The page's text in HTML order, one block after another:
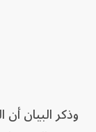
وذكر البيان